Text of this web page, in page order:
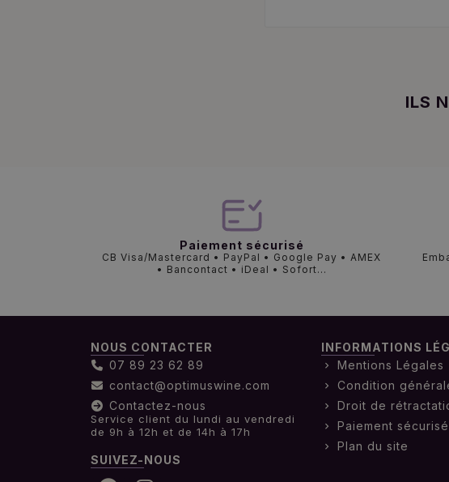
ILS
Paiement sécurisé
CB Visa/Mastercard • PayPal • Google Pay • AMEX
• Bancontact • iDeal • Sofort...
NOUS CONTACTER
07 89 23 62 89
contact@optimuswine.com
Contactez-nous
Service client du lundi au vendredi
de 9h à 12h et de 14h à 17h
SUIVEZ-NOUS
INFORMATIONS
Mentions Légales
Condition
Droit de
Paiement sécurisé
Plan du site